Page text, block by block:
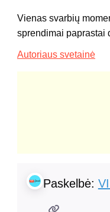
Vienas svarbių
sprendimai paprastai
Autoriaus svetainė
Paskelbė: